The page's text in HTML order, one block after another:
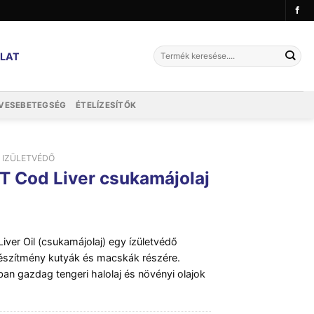
Keresés
a
ÉTELÍZESÍTŐK
IZÜLETVÉDŐ
Cod Liver csukamájolaj
Oil (csukamájolaj) egy ízületvédő
kutyák és macskák részére.
gazdag tengeri halolaj és növényi olajok